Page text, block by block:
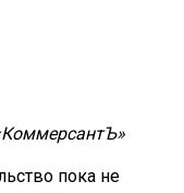
пока не